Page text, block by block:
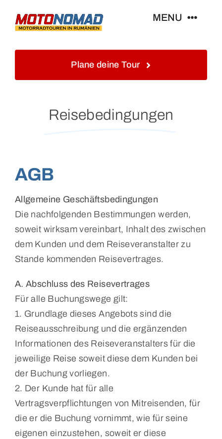
MENU
Touren&Reisen
Plane deine Tour
Reisebedingungen
AGB
Allgemeine Geschäftsbedingungen
Die nachfolgenden Bestimmungen werden,
soweit wirksam vereinbart, Inhalt des zwischen
dem Kunden und dem Reiseveranstalter zu
Stande kommenden Reisevertrages.
A. Abschluss des Reisevertrages
Für alle Buchungswege gilt:
1. Grundlage dieses Angebots sind die
Reiseausschreibung und die ergänzenden
Informationen des Reiseveranstalters für die
jeweilige Reise soweit diese dem Kunden bei
der Buchung vorliegen.
2. Der Kunde hat für alle
Vertragsverpflichtungen von Mitreisenden, für
die er die Buchung vornimmt, wie für seine
eigenen einzustehen, soweit er diese